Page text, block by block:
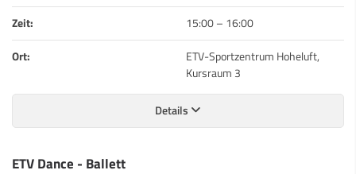
Zeit:
15:00– 16:00
Ort:
ETV-Sportzentrum Hoheluft,
Kursraum 3
Details
ETV Dance - Ballett